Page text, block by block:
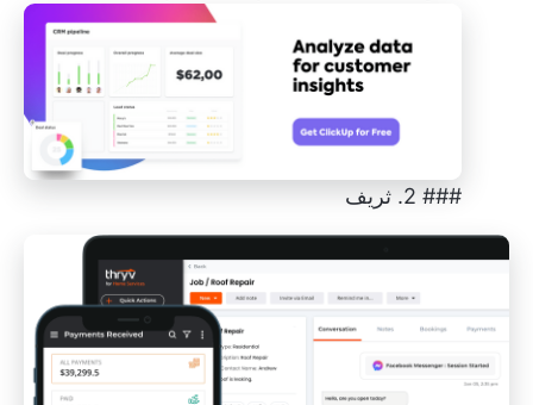
### 2. ثريف